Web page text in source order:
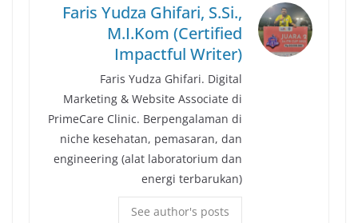
Faris Yudza Ghifari, S.Si.,
M.I.Kom (Certified
Impactful Writer)
Faris Yudza Ghifari. Digital
Marketing & Website Associate di
PrimeCare Clinic. Berpengalaman di
niche kesehatan, pemasaran, dan
engineering (alat laboratorium dan
energi terbarukan)
See author's posts